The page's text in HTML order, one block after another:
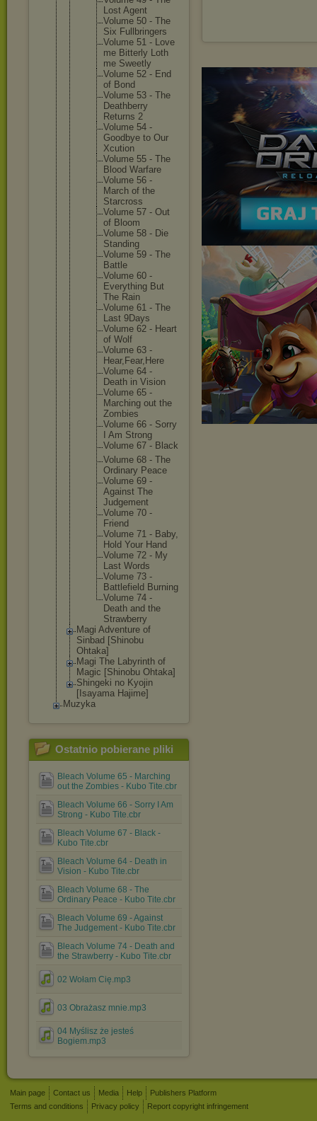
Lost Agent
Volume 50 - The
Six Fullbringers
Volume 51 - Love
me Bitterly Loth
me Sweetly
Volume 52 - End
of Bond
Volume 53 - The
Deathberry
Returns 2
Volume 54 -
Goodbye to Our
Xcution
Volume 55 - The
Blood Warfare
Volume 56 -
March of the
Starcross
Volume 57 - Out
of Bloom
Volume 58 - Die
Standing
Volume 59 - The
Battle
Volume 60 -
Everything But
The Rain
Volume 61 - The
Last 9Days
Volume 62 - Heart
of Wolf
Volume 63 -
Hear,Fear,Here
Volume 64 -
Death in Vision
Volume 65 -
Marching out the
Zombies
Volume 66 - Sorry
I Am Strong
Volume 67 - Black
Volume 68 - The
Ordinary Peace
Volume 69 -
Against The
Judgement
Volume 70 -
Friend
Volume 71 - Baby,
Hold Your Hand
Volume 72 - My
Last Words
Volume 73 -
Battlefield Burning
Volume 74 -
Death and the
Strawberry
Magi Adventure of
Sinbad [Shinobu
Ohtaka]
Magi The Labyrinth of
Magic [Shinobu Ohtaka]
Shingeki no Kyojin
[Isayama Hajime]
Muzyka
Ostatnio pobierane pliki
Bleach Volume 65 - Marching
out the Zombies - Kubo Tite.cbr
Bleach Volume 66 - Sorry I Am
Strong - Kubo Tite.cbr
Bleach Volume 67 - Black -
Kubo Tite.cbr
Bleach Volume 64 - Death in
Vision - Kubo Tite.cbr
Bleach Volume 68 - The
Ordinary Peace - Kubo Tite.cbr
Bleach Volume 69 - Against
The Judgement - Kubo Tite.cbr
Bleach Volume 74 - Death and
the Strawberry - Kubo Tite.cbr
02 Wołam Cię.mp3
03 Obrażasz mnie.mp3
04 Myślisz że jesteś
Bogiem.mp3
Main page Contact us Media Help
Publishers Platform
Terms and conditions
Privacy policy Report copyright infringement